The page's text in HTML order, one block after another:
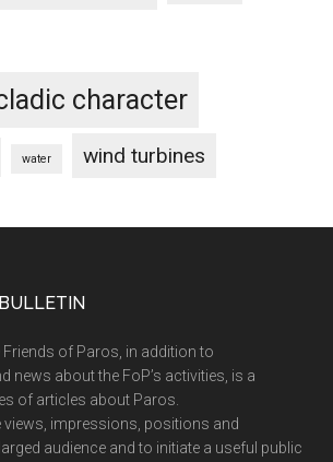
character
water wind turbines
Friends of Paros, in addition to
news about the FoP’s activities, is a
of articles about Paros.
views, impressions, positions and
audience and to initiate a useful public